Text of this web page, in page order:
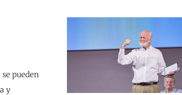
pueden
y